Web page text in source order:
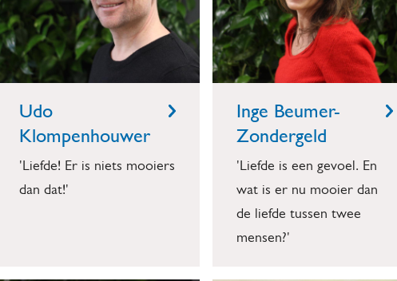
Udo
Klompenhouwer
'Liefde! Er is niets mooiers
dan dat!'
Inge Beumer-
Zondergeld
'Liefde is een gevoel. En
wat is er nu mooier dan
de liefde tussen twee
mensen?'